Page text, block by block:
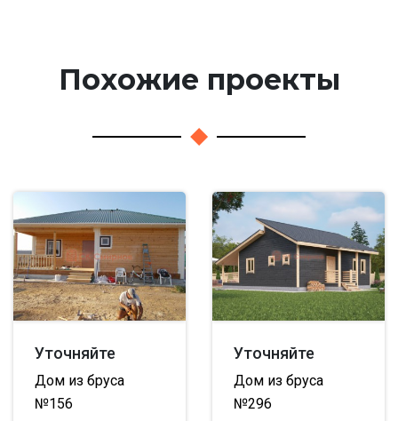
Похожие проекты
Уточняйте
Дом из бруса
№156
Уточняйте
Дом из бруса
№296